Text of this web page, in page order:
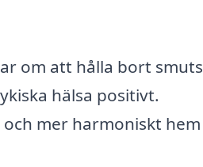
om att hålla bort smuts
hälsa positivt.
mer harmoniskt hem